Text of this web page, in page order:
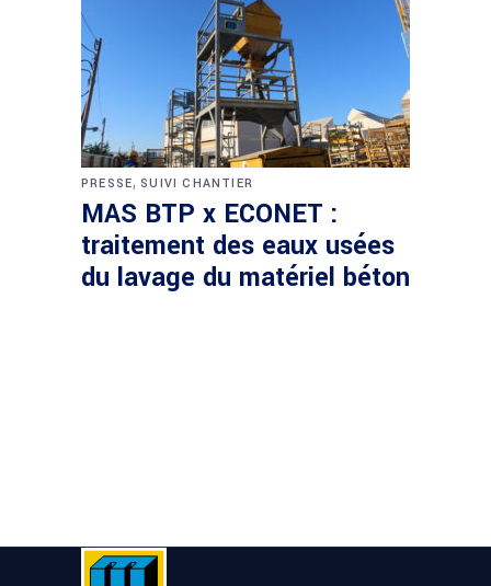
PRESSE,SUIVI CHANTIER
MAS BTP x ECONET :
traitement des eaux usées
du lavage du matériel béton